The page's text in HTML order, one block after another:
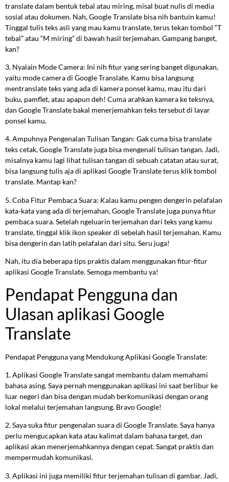
translate dalam bentuk tebal atau miring, misal buat nulis di media
sosial atau dokumen. Nah, Google Translate bisa nih bantuin kamu!
Tinggal tulis teks asli yang mau kamu translate, terus tekan tombol “T
tebal” atau “M miring” di bawah hasil terjemahan. Gampang banget,
kan?
3. Nyalain Mode Camera: Ini nih fitur yang sering banget digunakan,
yaitu mode camera di Google Translate. Kamu bisa langsung
mentranslate teks yang ada di kamera ponsel kamu, mau itu dari
buku, pamflet, atau apapun deh! Cuma arahkan kamera ke teksnya,
dan Google Translate bakal menerjemahkan teks tersebut di layar
ponsel kamu.
4. Ampuhnya Pengenalan Tulisan Tangan: Gak cuma bisa translate
teks cetak, Google Translate juga bisa mengenali tulisan tangan. Jadi,
misalnya kamu lagi lihat tulisan tangan di sebuah catatan atau surat,
bisa langsung tulis aja di aplikasi Google Translate terus klik tombol
translate. Mantap kan?
5. Coba Fitur Pembaca Suara: Kalau kamu pengen dengerin pelafalan
kata-kata yang ada di terjemahan, Google Translate juga punya fitur
pembaca suara. Setelah ngeluarin terjemahan dari teks yang kamu
translate, tinggal klik ikon speaker di sebelah hasil terjemahan. Kamu
bisa dengerin dan latih pelafalan dari situ. Seru juga!
Nah, itu dia beberapa tips praktis dalam menggunakan fitur-fitur
aplikasi Google Translate. Semoga membantu ya!
Pendapat Pengguna dan
Ulasan aplikasi Google
Translate
Pendapat Pengguna yang Mendukung Aplikasi Google Translate:
1. Aplikasi Google Translate sangat membantu dalam memahami
bahasa asing. Saya pernah menggunakan aplikasi ini saat berlibur ke
luar negeri dan bisa dengan mudah berkomunikasi dengan orang
lokal melalui terjemahan langsung. Bravo Google!
2. Saya suka fitur pengenalan suara di Google Translate. Saya hanya
perlu mengucapkan kata atau kalimat dalam bahasa target, dan
aplikasi akan menerjemahkannya dengan cepat. Sangat praktis dan
mempermudah komunikasi.
3. Aplikasi ini juga memiliki fitur terjemahan tulisan di gambar. Jadi,